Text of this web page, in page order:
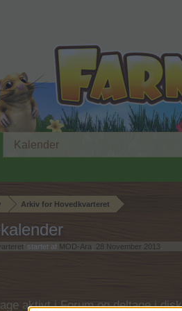
Arkiv for Hovedkvarteret
' startet af MOD-Ara 28 November 2013
aktivt i Forum og deltage i
Kalender